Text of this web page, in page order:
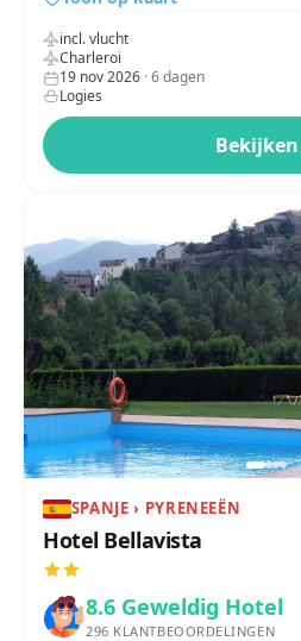
incl. vlucht
Charleroi
19 nov 2026 ·6dagen
Logies
Bekijken
SPANJE › PYRENEEËN
Hotel Bellavista
8.6 Geweldig Hotel
296 KLANTBEOORDELINGEN